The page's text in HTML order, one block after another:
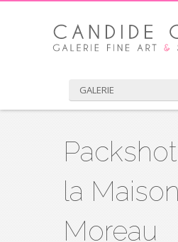
GALERIE
la Maison
Moreau